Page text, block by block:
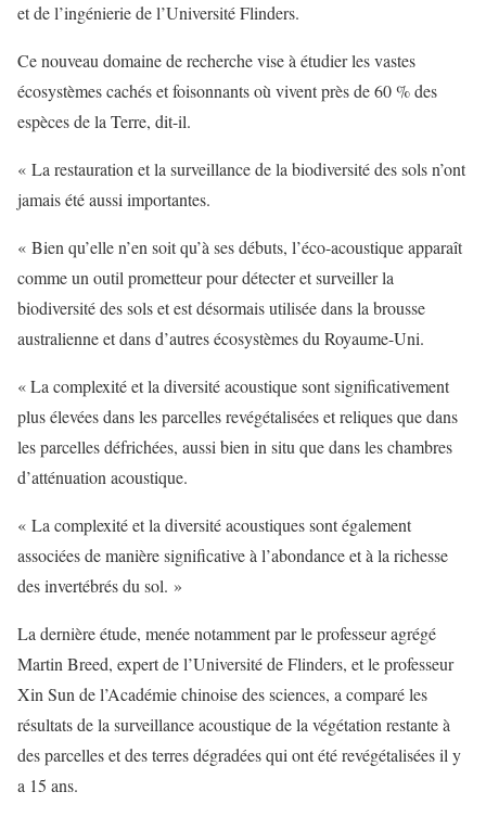
et de l’ingénierie de l’Université Flinders.
Ce nouveau domaine de recherche vise à étudier les vastes
écosystèmes cachés et foisonnants où vivent près de 60 % des
espèces de la Terre, dit-il.
« La restauration et la surveillance de la biodiversité des sols n’ont
jamais été aussi importantes.
« Bien qu’elle n’en soit qu’à ses débuts, l’éco-acoustique apparaît
comme un outil prometteur pour détecter et surveiller la
biodiversité des sols et est désormais utilisée dans la brousse
australienne et dans d’autres écosystèmes du Royaume-Uni.
« La complexité et la diversité acoustique sont significativement
plus élevées dans les parcelles revégétalisées et reliques que dans
les parcelles défrichées, aussi bien in situ que dans les chambres
d’atténuation acoustique.
« La complexité et la diversité acoustiques sont également
associées de manière significative à l’abondance et à la richesse
des invertébrés du sol. »
La dernière étude, menée notamment par le professeur agrégé
Martin Breed, expert de l’Université de Flinders, et le professeur
Xin Sun de l’Académie chinoise des sciences, a comparé les
résultats de la surveillance acoustique de la végétation restante à
des parcelles et des terres dégradées qui ont été revégétalisées il y
a 15 ans.